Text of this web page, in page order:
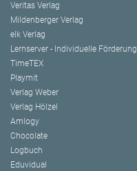
Veritas Verlag
Mildenberger Verlag
elk Verlag
Lernserver - Individuelle Förderung
TimeTEX
Playmit
Verlag Weber
Verlag Hölzel
Amlogy
Chocolate
Logbuch
Eduvidual